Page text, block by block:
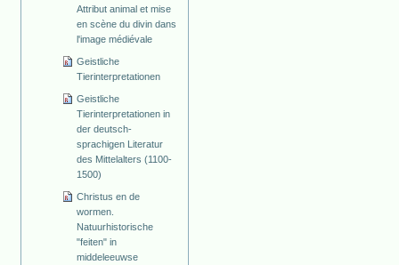
Attribut animal et mise
en scène du divin dans
l'image médiévale
Geistliche
Tierinterpretationen
Geistliche
Tierinterpretationen in
der deutsch-
sprachigen Literatur
des Mittelalters (1100-
1500)
Christus en de
wormen.
Natuurhistorische
"feiten" in
middeleeuwse